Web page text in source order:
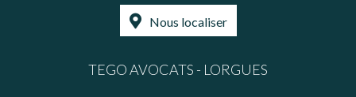
Nous localiser
TEGO AVOCATS - LORGUES